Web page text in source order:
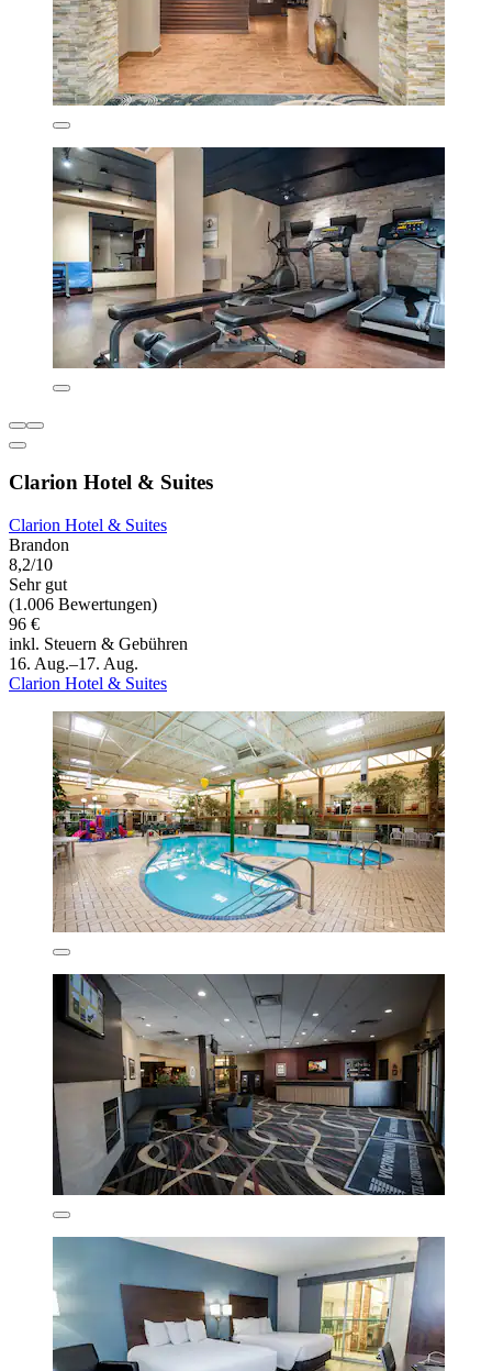
Clarion Hotel & Suites
Clarion Hotel & Suites
Brandon
8,2/10
Sehr gut
(1.006 Bewertungen)
96 €
inkl. Steuern & Gebühren
16. Aug.–17. Aug.
Clarion Hotel & Suites